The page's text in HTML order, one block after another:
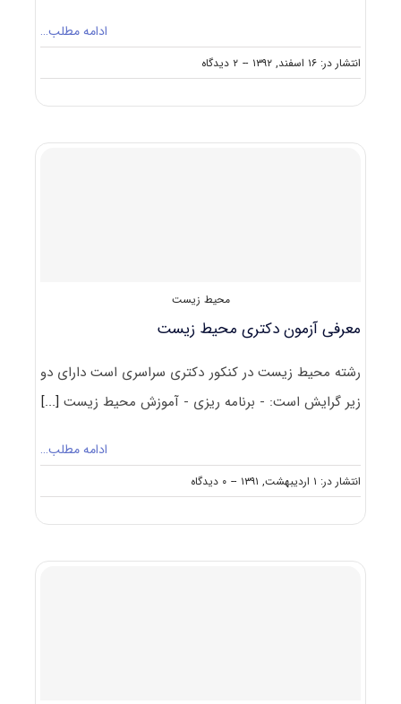
ادامه مطلب…
انتشار در: ۱۶ اسفند, ۱۳۹۲ -- ۲ دیدگاه
on
دانلود
آزمون
محیط زیست
معرفی آزمون دکتری محیط زیست
رشته محیط زیست در کنکور دکتری سراسری است دارای دو
زیر گرایش است: - برنامه ریزی - آموزش محیط زیست[...]
ادامه مطلب…
انتشار در: ۱ اردیبهشت, ۱۳۹۱ -- ۰ دیدگاه
on
معرفی
زیست